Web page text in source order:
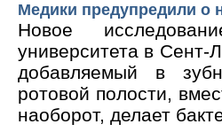
Медики предупредили о
Новое
университета в Сент-
добавляемый в
ротовой полости,
наоборот, делает